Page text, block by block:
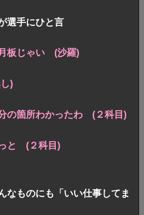
選手にひと言
板じゃい (沙羅)
)
の箇所わかったわ (２科目)
と (２科目)
なものにも「いい仕事してま